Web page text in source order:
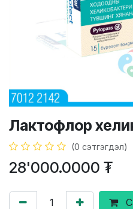
Лактофлор
(0 сэтгэгдэл)
28'000.0000 ₮